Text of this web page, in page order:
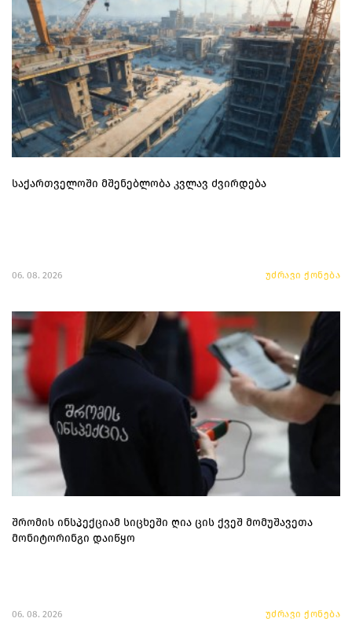
საქართველოში მშენებლობა კვლავ ძვირდება
06. 08. 2026 უძრავი ქონება
შრომის ინსპექციამ სიცხეში ღია ცის ქვეშ მომუშავეთა
მონიტორინგი დაიწყო
06. 08. 2026 უძრავი ქონება